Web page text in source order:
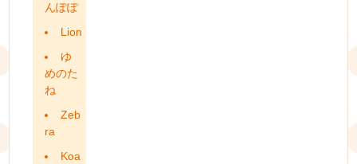
んぽぽ
Lion
ゆ
めのた
ね
Zeb
ra
Koa